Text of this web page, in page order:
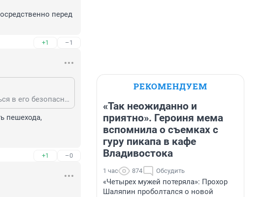
перед
+1 –1
А это как? Согласно ПДД перед переходом вы обязаны убедиться в его безопасности согласно п 4.5. Если вам чуть ноги не переехали, значит вы начали переход непосредственно перед авто.
пешехода,
+1 –0
РЕКОМЕНДУЕМ
«Так неожиданно и
приятно». Героиня мема
вспомнила о съемках с
гуру пикапа в кафе
Владивостока
1 час 874 Обсудить
«Четырех мужей потеряла»: Прохор
Шаляпин проболтался о новой